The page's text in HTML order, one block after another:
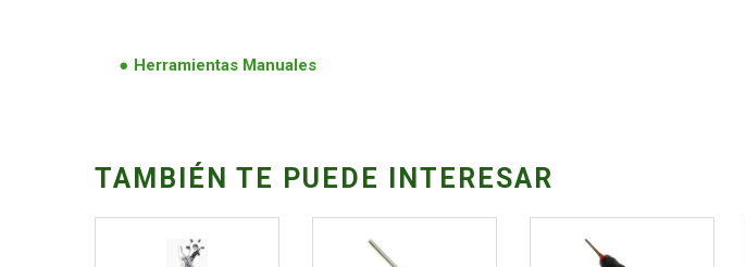
Herramientas Manuales
TAMBIÉN TE PUEDE INTERESAR